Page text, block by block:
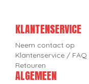
KLANTENSERVICE
Neem contact op
Klantenservice / FAQ
Retouren
ALGEMEEN